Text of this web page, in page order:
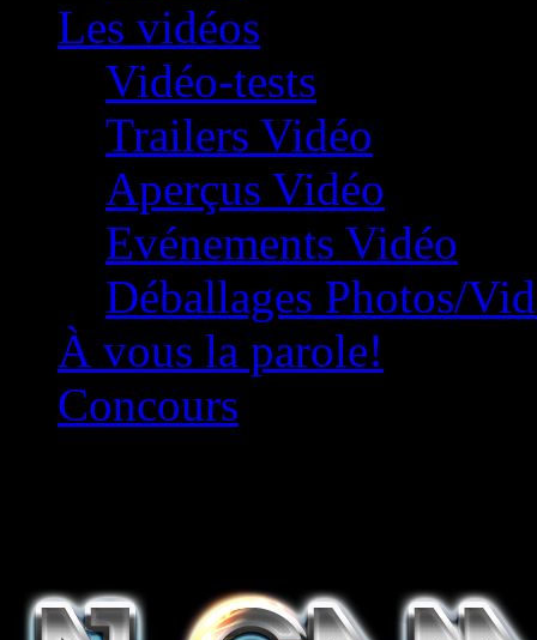
Les vidéos
Vidéo-tests
Trailers Vidéo
Aperçus Vidéo
Evénements Vidéo
Déballages Photos/
À vous la parole!
Concours